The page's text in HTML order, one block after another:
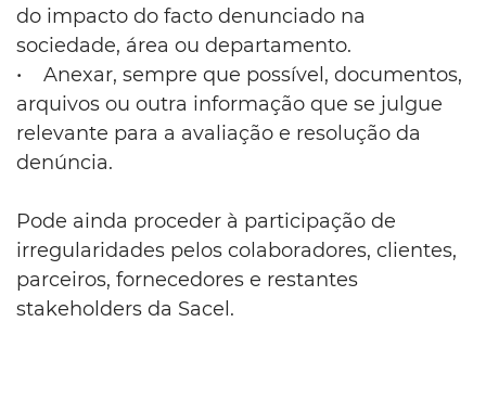
do impacto do facto denunciado na
sociedade, área ou departamento.
• Anexar, sempre que possível, documentos,
arquivos ou outra informação que se julgue
relevante para a avaliação e resolução da
denúncia.
Pode ainda proceder à participação de
irregularidades pelos colaboradores, clientes,
parceiros, fornecedores e restantes
stakeholders da Sacel.